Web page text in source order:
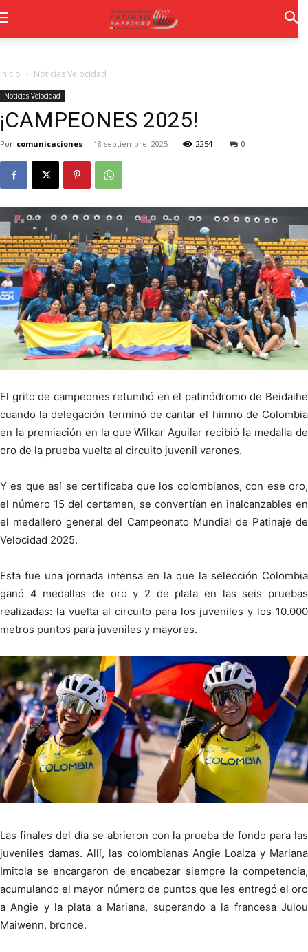
Inicio Noticias Velocidad
Noticias Velocidad
¡CAMPEONES 2025!
Por comunicaciones - 18 septiembre, 2025 2254 0
El grito de campeones retumbó en el patinódromo de Beidaihe
cuando la delegación terminó de cantar el himno de Colombia
en la premiación en la que Wilkar Aguilar recibió la medalla de
oro de la prueba vuelta al circuito juvenil varones.
Y es que así se certificaba que los colombianos, con ese oro,
el número 15 del certamen, se convertían en inalcanzables en
el medallero general del Campeonato Mundial de Patinaje de
Velocidad 2025.
Esta fue una jornada intensa en la que la selección Colombia
ganó 4 medallas de oro y 2 de plata en las seis pruebas
realizadas: la vuelta al circuito para los juveniles y los 10.000
metros puntos para juveniles y mayores.
Las finales del día se abrieron con la prueba de fondo para las
juveniles damas. Allí, las colombianas Angie Loaiza y Mariana
Imitola se encargaron de encabezar siempre la competencia,
acumulando el mayor número de puntos que les entregó el oro
a Angie y la plata a Mariana, superando a la francesa Julou
Maiwenn, bronce.